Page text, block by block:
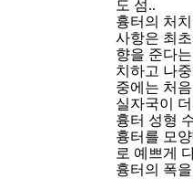
도 섬..
흉터의 처
사항은 최
향을 준다
치하고 나
중에는 처
실자국이 더
흉터 성형
흉터를 모
로 예쁘게
흉터의 폭